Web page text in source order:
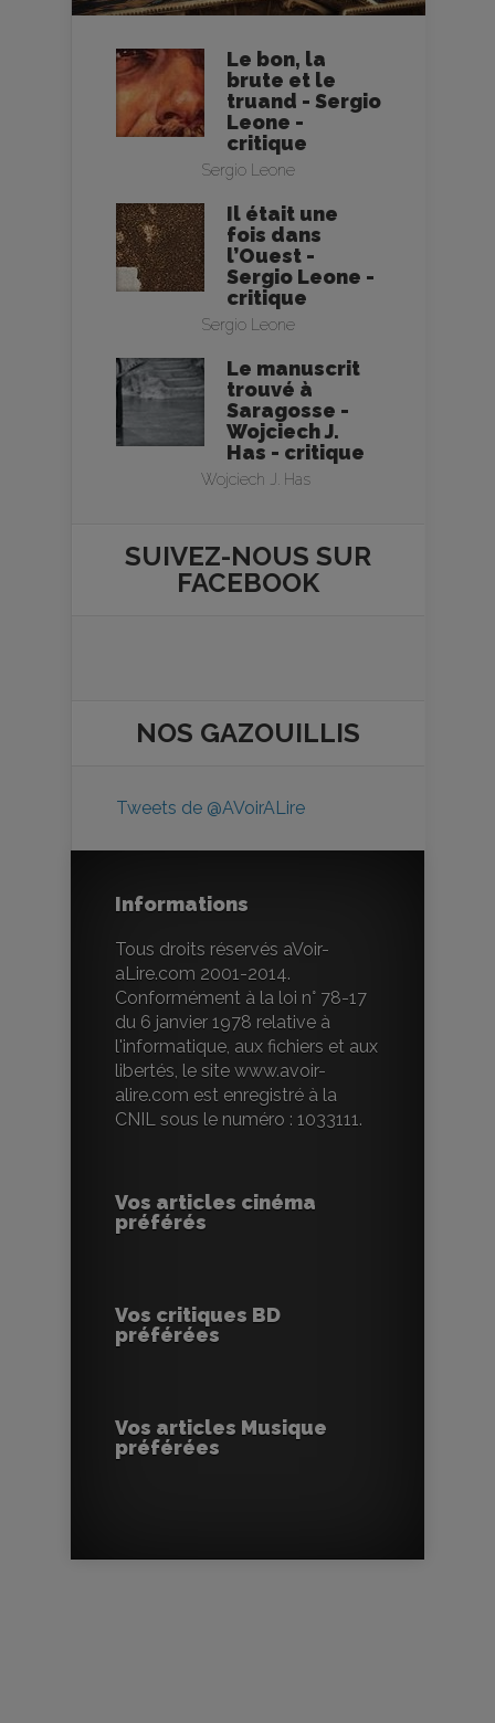
Le bon, la
brute et le
truand - Sergio
Leone -
critique
Sergio Leone
Il était une
fois dans
l’Ouest -
Sergio Leone -
critique
Sergio Leone
Le manuscrit
trouvé à
Saragosse -
Wojciech J.
Has - critique
Wojciech J. Has
SUIVEZ-NOUS SUR
FACEBOOK
NOS GAZOUILLIS
Tweets de @AVoirALire
Informations
Tous droits réservés aVoir-
aLire.com 2001-2014.
Conformément à la loi n° 78-17
du 6 janvier 1978 relative à
l'informatique, aux fichiers et aux
libertés, le site www.avoir-
alire.com est enregistré à la
CNIL sous le numéro : 1033111.
Vos articles cinéma
préférés
Vos critiques BD
préférées
Vos articles Musique
préférées